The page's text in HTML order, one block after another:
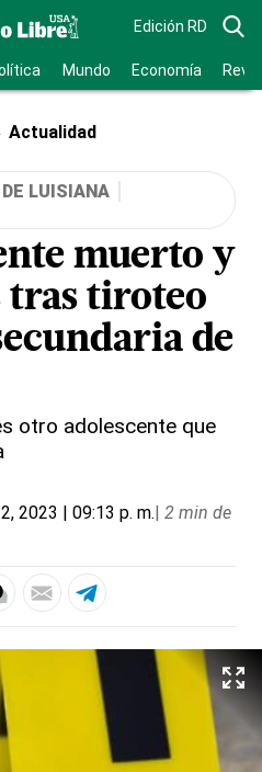
Edición RD
Mundo Economía
Actualidad
LUISIANA
muerto y
tras tiroteo
de
otro adolescente que
2023 | 09:13 p. m.| 2 min de